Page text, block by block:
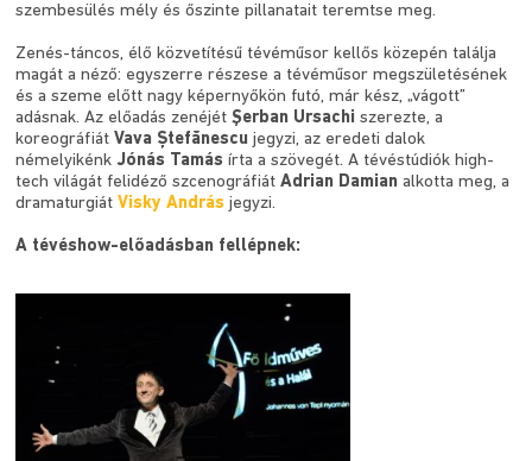
szembesülés mély és őszinte pillanatait teremtse meg.
Zenés-táncos, élő közvetítésű tévéműsor kellős közepén találja
magát a néző: egyszerre részese a tévéműsor megszületésének
és a szeme előtt nagy képernyőkön futó, már kész, „vágott”
adásnak. Az előadás zenéjétŞerban Ursachi szerezte, a
koreográfiát Vava Ștefănescu jegyzi, az eredeti dalok
némelyikénkJónás Tamás írta a szövegét. A tévéstúdiók high-
tech világát felidéző szcenográfiátAdrian Damian alkotta meg, a
dramaturgiátVisky András jegyzi.
A tévéshow-előadásban fellépnek: